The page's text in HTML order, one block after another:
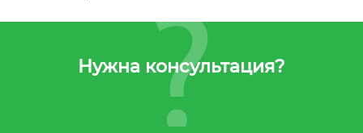
UDS-N6
электромотор
GreenMED
Нужна консультация?